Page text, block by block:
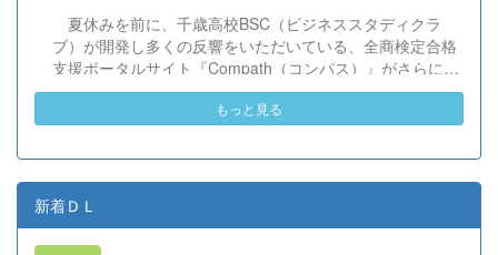
姿に、誇らしさでいっぱいです。 教養科生、どんどん外へ
飛び出そう！ その温かい心と行動力を磨き、世界を笑顔に
する魅力的な人材へ成長していく皆さんを応援していま
す！
夏休みを前に、千歳高校BSC（ビジネススタディクラ
ブ）が開発し多くの反響をいただいている、全商検定合格
支援ポータルサイト『Compath（コンパス）』がさらにバ
ージョンアップいたしました。 今回もユーザーの皆様か
らいただいたアンケートのご意見をもとに、BSC部員のプ
の実装までを行いました。今回のアップデートでは、ビジ
ネス計算・簿記・ビジネス文書・情報処理・商業経済・財
務分析・ビジネスコミュニケーションなど各ジャンルに及
具体的には、各検定問題数の大幅増加をはじめ、英語翻訳
もっと見る
新着ＤＬ